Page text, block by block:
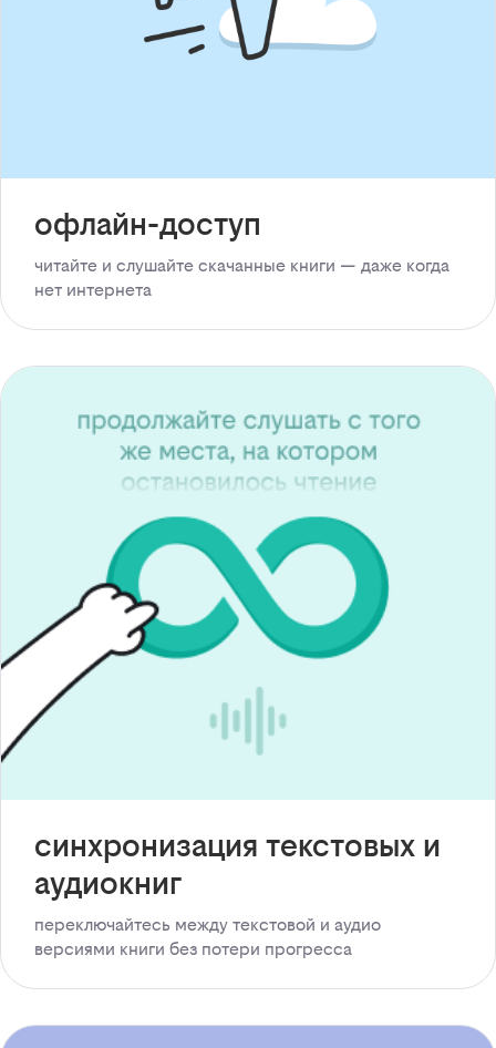
офлайн-доступ
читайте и слушайте скачанные книги — даже когда
нет интернета
синхронизация текстовых и
аудиокниг
переключайтесь между текстовой и аудио
версиями книги без потери прогресса